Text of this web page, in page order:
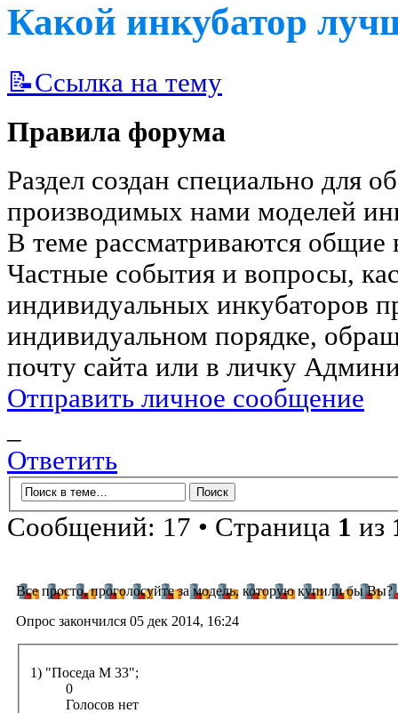
Какой инкубатор
📝Ссылка на тему
Правила форума
Раздел создан специально для
производимых нами моделей
В теме рассматриваются
Частные события и вопросы,
индивидуальных инкубаторов
индивидуальном порядке,
почту сайта или в личку
Отправить личное сообщение
Ответить
Сообщений: 17 • Страница 1 из
Все просто, проголосуйте за модель, которую купили бы Вы?
Опрос закончился 05 дек 2014, 16:24
1) "Поседа М 33";
0
Голосов нет